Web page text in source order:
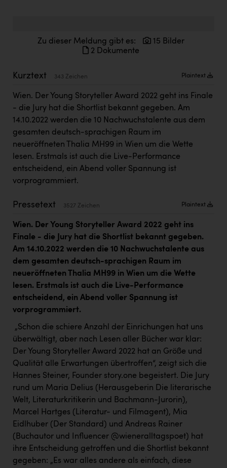
everfield
HIG Infomotion Group
IFE Austria GmbH
Immotech
INTERSPAR
INTERSPORT Austria
Kärcher
Karin Liedl
KEBA
KIWI Kinderwunsch Institut Dr. Loimer
KLIPP Frisör
Kleider Bauer
Kremsmüller Anlagenbau GmbH
Maximarkt
Oldtimer Raststationen und Motorhotels
Österreichischer Kachelofenverband
Orlen
Passage Linz
PEZ
Zu dieser Meldung gibt es:
15 Bilder
2 Dokumente
Kurztext 343 Zeichen Plaintext
Wien. Der Young Storyteller Award 2022 geht ins Finale
- die Jury hat die Shortlist bekannt gegeben. Am
14.10.2022 werden die 10 Nachwuchstalente aus dem
gesamten deutsch-sprachigen Raum im
neueröffneten Thalia MH99 in Wien um die Wette
lesen. Erstmals ist auch die Live-Performance
entscheidend, ein Abend voller Spannung ist
vorprogrammiert.
Pressetext 3527 Zeichen Plaintext
Wien. Der Young Storyteller Award 2022 geht ins
Finale - die Jury hat die Shortlist bekannt gegeben.
Am 14.10.2022 werden die 10 Nachwuchstalente aus
dem gesamten deutsch-sprachigen Raum im
neueröffneten Thalia MH99 in Wien um die Wette
lesen. Erstmals ist auch die Live-Performance
entscheidend, ein Abend voller Spannung ist
vorprogrammiert.
„Schon die schiere Anzahl der Einrichungen hat uns
überwältigt, aber nach Lesen aller Bücher war klar:
Der Young Storyteller Award 2022 hat an Größe und
Qualität alle Erwartungen übertroffen“, zeigt sich die
Hannes Steiner, Founder story.one begeistert. Die Jury
rund um Maria Delius (Herausgeberin Die literarische
Welt, Literaturkritikerin und Bachmann-Jurorin),
Marcel Hartges (Literatur- und Filmagent), Mia
Eidlhuber (Der Standard) und Andreas Rainer
(Buchautor und Influencer @wieneralltagspoet) hat
ihre Entscheidung getroffen und die Shortlist bekannt
gegeben: „Es war alles andere als einfach, diese